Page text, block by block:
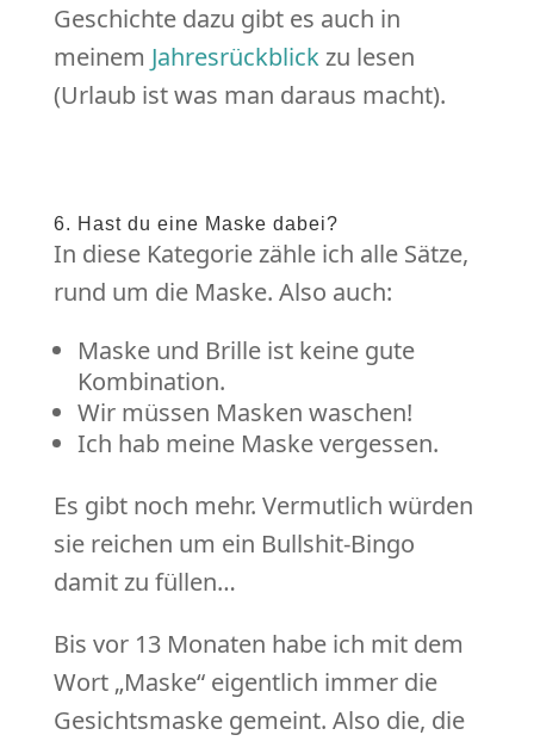
Geschichte dazu gibt es auch in
meinem Jahresrückblickzu lesen
(Urlaub ist was man daraus macht).
6. Hast du eine Maske dabei?
In diese Kategorie zähle ich alle Sätze,
rund um die Maske. Also auch:
Maske und Brille ist keine gute
Kombination.
Wir müssen Masken waschen!
Ich hab meine Maske vergessen.
Es gibt noch mehr. Vermutlich würden
sie reichen um ein Bullshit-Bingo
damit zu füllen…
Bis vor 13 Monaten habe ich mit dem
Wort „Maske“ eigentlich immer die
Gesichtsmaske gemeint. Also die, die